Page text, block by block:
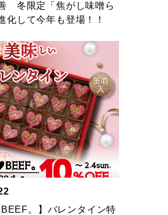
冬限定「焦がし味噌ら
化して今年も登場！！
。】バレンタイン特